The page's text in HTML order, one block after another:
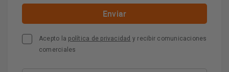
Acepto la política de privacidad y recibir comunicaciones
comerciales